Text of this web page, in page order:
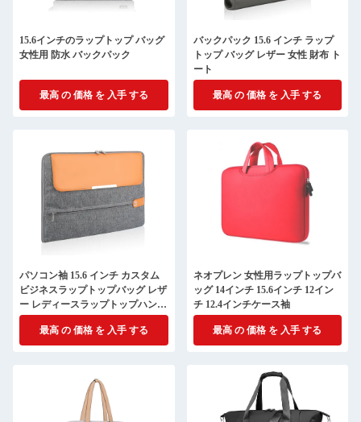
15.6インチのラップトップ バッグ
女性用 防水 バックパック
最高 の 価格 を 入手 する
バックパック 15.6 インチ ラップ
トップ バッグ レザー 女性 財布 ト
ート
最高 の 価格 を 入手 する
パソコン袖 15.6 インチ カスタム
ビジネスラップトップバッグ レザ
ー レディースラップトップハンド
バッグカバー
最高 の 価格 を 入手 する
ネオプレン 女性用ラップトップバ
ッグ 14インチ 15.6インチ 12イン
チ 12.4インチケース袖
最高 の 価格 を 入手 する